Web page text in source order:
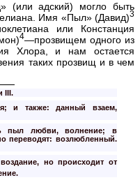
(или адский) могло быть
Имя «Пыл» (Давид)3
или Констанция
4—прозвищем одного из
Хлора, и нам остается
таких прозвищ и в чем
III.
и также: данный взаем,
пыл любви, волнение; в
переводят: возлюбленный.
но происходит от